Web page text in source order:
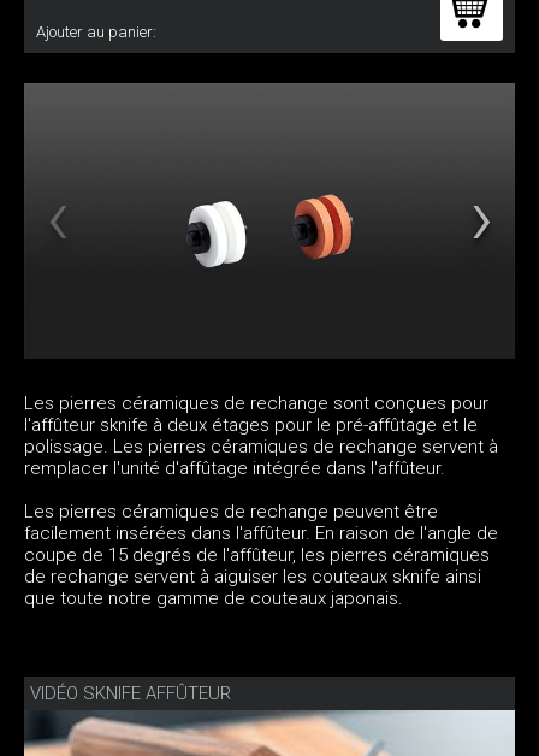
Ajouter au panier:
Les pierres céramiques de rechange sont conçues pour
l'affûteur sknife à deux étages pour le pré-affûtage et le
polissage. Les pierres céramiques de rechange servent à
remplacer l'unité d'affûtage intégrée dans l'affûteur.
Les pierres céramiques de rechange peuvent être
facilement insérées dans l'affûteur. En raison de l'angle de
coupe de 15 degrés de l'affûteur, les pierres céramiques
de rechange servent à aiguiser les couteaux sknife ainsi
que toute notre gamme de couteaux japonais.
VIDÉO SKNIFE AFFÛTEUR